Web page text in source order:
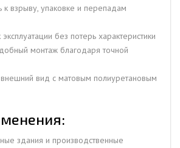
к взрыву, упаковке и перепадам
без потерь характеристики
монтаж благодаря точной
внешний вид с матовым полиуретановым
здания и производственные